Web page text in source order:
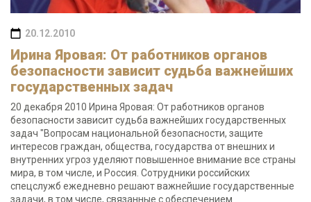
20.12.2010
Ирина Яровая: От работников органов
безопасности зависит судьба важнейших
государственных задач
20 декабря 2010 Ирина Яровая: От работников органов
безопасности зависит судьба важнейших государственных
задач "Вопросам национальной безопасности, защите
интересов граждан, общества, государства от внешних и
внутренних угроз уделяют повышенное внимание все страны
мира, в том числе, и Россия. Сотрудники российских
спецслужб ежедневно решают важнейшие государственные
задачи, в том числе, связанные с обеспечением